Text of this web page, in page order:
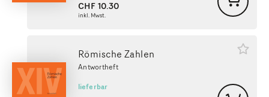
CHF10.30
inkl. Mwst.
Römische Zahlen
Antwortheft
lieferbar